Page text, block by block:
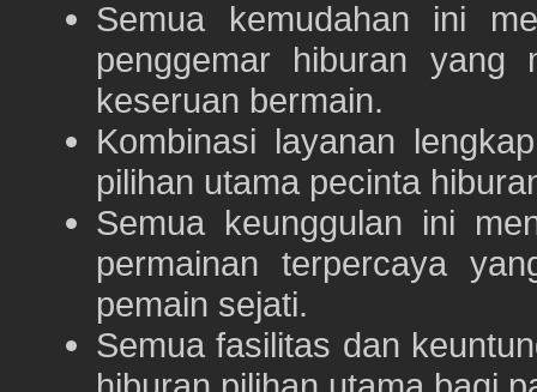
Semua kemudahan ini
penggemar hiburan yang
keseruan bermain.
Kombinasi layanan
pilihan utama pecinta
Semua keunggulan ini
permainan terpercaya
pemain sejati.
Semua fasilitas dan